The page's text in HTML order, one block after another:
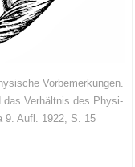
Vorbemerkungen.
das Ver­hält­nis des Phy­si­
9. Aufl. 1922, S. 15